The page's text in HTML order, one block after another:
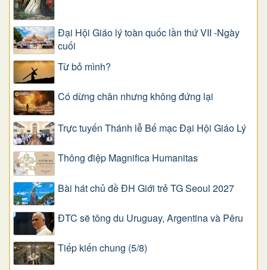
Đại Hội Giáo lý toàn quốc lần thứ VII -Ngày
cuối
Từ bỏ mình?
Có dừng chân nhưng không đứng lại
Trực tuyến Thánh lễ Bế mạc Đại Hội Giáo Lý
Thông điệp Magnifica Humanitas
Bài hát chủ đề ĐH Giới trẻ TG Seoul 2027
ĐTC sẽ tông du Uruguay, Argentina và Pêru
Tiếp kiến chung (5/8)